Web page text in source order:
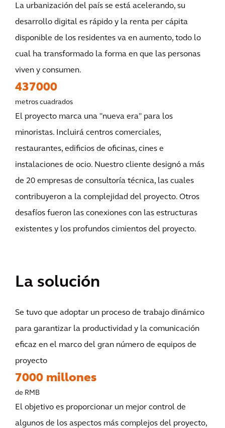
La urbanización del país se está acelerando, su
desarrollo digital es rápido y la renta per cápita
disponible de los residentes va en aumento, todo lo
cual ha transformado la forma en que las personas
viven y consumen.
437000
metros cuadrados
El proyecto marca una "nueva era" para los
minoristas. Incluirá centros comerciales,
restaurantes, edificios de oficinas, cines e
instalaciones de ocio. Nuestro cliente designó a más
de 20 empresas de consultoría técnica, las cuales
contribuyeron a la complejidad del proyecto. Otros
desafíos fueron las conexiones con las estructuras
existentes y los profundos cimientos del proyecto.
La solución
Se tuvo que adoptar un proceso de trabajo dinámico
para garantizar la productividad y la comunicación
eficaz en el marco del gran número de equipos de
proyecto
7000 millones
de RMB
El objetivo es proporcionar un mejor control de
algunos de los aspectos más complejos del proyecto,